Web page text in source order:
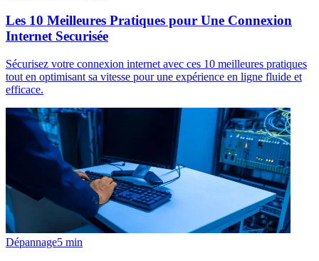
Les 10 Meilleures Pratiques pour Une Connexion
Internet Securisée
Sécurisez votre connexion internet avec ces 10 meilleures pratiques
tout en optimisant sa vitesse pour une expérience en ligne fluide et
efficace.
Dépannage5 min